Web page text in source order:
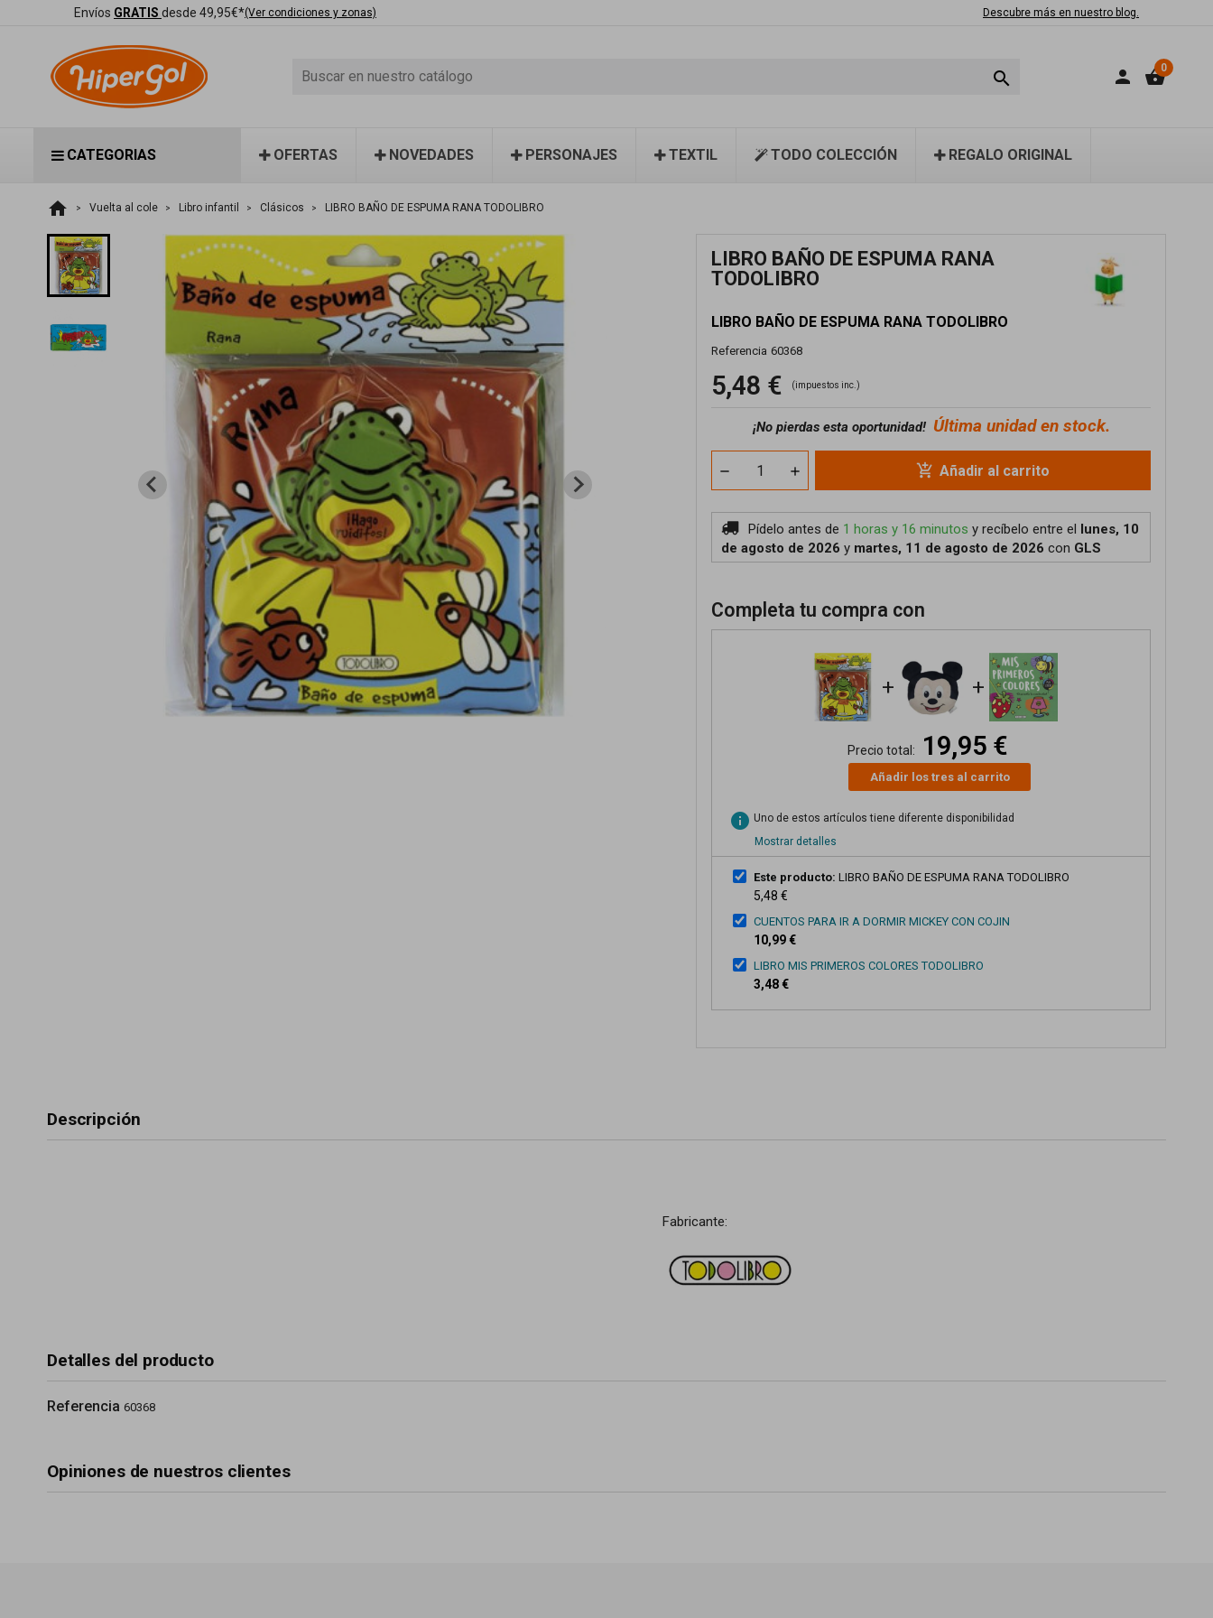
Envíos GRATIS desde 49,95€*(Ver condiciones y zonas) Descubre más en nuestro blog.
 person shopping_basket0
CATEGORIAS OFERTAS NOVEDADES PERSONAJES TEXTIL TODO COLECCIÓN REGALO ORIGINAL
home Vuelta al cole Libro infantil Clásicos LIBRO BAÑO DE ESPUMA RANA TODOLIBRO
LIBRO BAÑO DE ESPUMA RANA
TODOLIBRO
LIBRO BAÑO DE ESPUMA RANA TODOLIBRO
Referencia 60368
5,48 € (impuestos inc.)
¡No pierdas esta oportunidad! Última unidad en stock.
add_shopping_cart Añadir al carrito
Pídelo antes de 1 horas y 16 minutos y recíbeloentre el lunes, 10
de agosto de 2026 y martes, 11 de agosto de 2026 con GLS
Completa tu compra con
+ +
Precio total: 19,95 €
Añadir los tres al carrito
info Uno de estos artículos tiene diferente disponibilidad
Mostrar detalles
Este producto: LIBRO BAÑO DE ESPUMA RANA TODOLIBRO
5,48 €
CUENTOS PARA IR A DORMIR MICKEY CON COJIN
10,99 €
LIBRO MIS PRIMEROS COLORES TODOLIBRO
3,48 €
Descripción
Fabricante:
Detalles del producto
Referencia 60368
Opiniones de nuestros clientes